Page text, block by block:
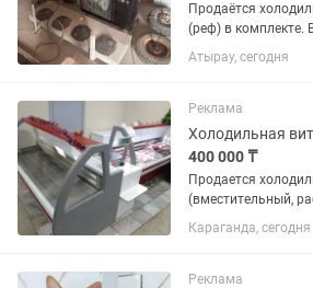
Продаётся
(реф) в комплекте.
компрессорно-
и
холодильной
Атырау, сегодня
Реклама
Холодильная
400 000 ₸
Продается
(вместительный,
Полностью
(-5;+5) держит
посмотреть и
Караганда, сегодня
Реклама